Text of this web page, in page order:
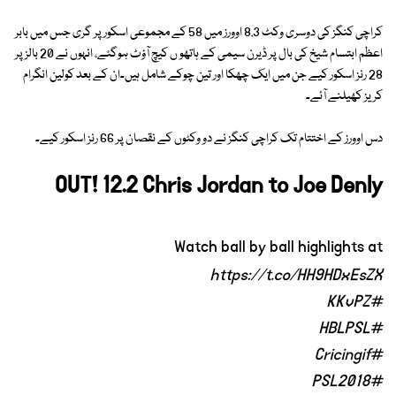
کراچی کنگز کی دوسری وکٹ 8.3 اوورز میں 58 کے مجموعی اسکور پر گری جس میں بابر
اعظم ابتسام شیخ کی بال پر ڈیرن سیمی کے ہاتھو ں کیچ آؤٹ ہوگئے، انہوں نے 20 بالز پر
28 رنز اسکور کیے جن میں ایک چھکا اور تین چوکے شامل ہیں۔ان کے بعد کولین انگرام
کریز کھیلنے آئے۔
دس اوورز کے اختتام تک کراچی کنگز نے دو وکٹوں کے نقصان پر 66 رنز اسکور کیے۔
OUT! 12.2 Chris Jordan to Joe Denly
Watch ball by ball highlights at
https://t.co/HH9HDxEsZX
#KKvPZ
#HBLPSL
#Cricingif
#PSL2018